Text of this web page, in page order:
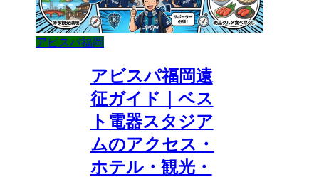
アビスパ福岡
アビスパ福岡遠
征ガイド｜ベス
ト電器スタジア
ムのアクセス・
ホテル・観光・